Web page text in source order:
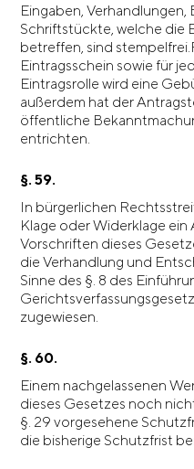
Eingaben,
Schriftstückte, welche die
betreffen, sind
Eintragsschein sowie für
Eintragsrolle wird eine
außerdem hat der
öffentliche
entrichten.
§. 59.
In bürgerlichen
Klage oder Widerklage
Vorschriften dieses
die Verhandlung und
Sinne des §. 8 des
zugewiesen.
§. 60.
Einem nachgelassenen
dieses Gesetzes noch
§. 29 vorgesehene
die bisherige Schutzfrist